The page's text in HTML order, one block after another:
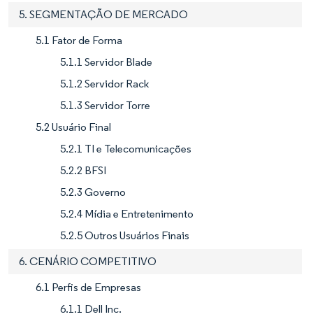
5. SEGMENTAÇÃO DE MERCADO
5.1 Fator de Forma
5.1.1 Servidor Blade
5.1.2 Servidor Rack
5.1.3 Servidor Torre
5.2 Usuário Final
5.2.1 TI e Telecomunicações
5.2.2 BFSI
5.2.3 Governo
5.2.4 Mídia e Entretenimento
5.2.5 Outros Usuários Finais
6. CENÁRIO COMPETITIVO
6.1 Perfis de Empresas
6.1.1 Dell Inc.